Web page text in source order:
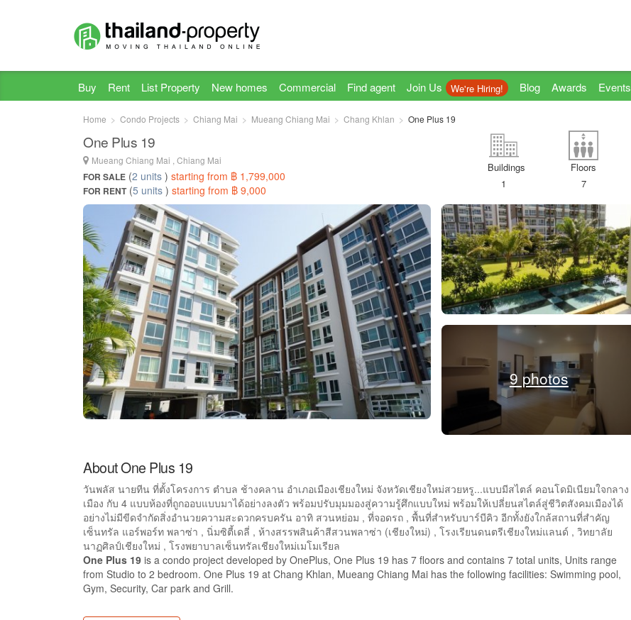
Buy Rent List Property New homes Commercial Find agent Join Us We're Hiring! Blog Awards Events
Home Condo Projects Chiang Mai Mueang Chiang Mai Chang Khlan One Plus 19
One Plus 19
Mueang Chiang Mai , Chiang Mai
FOR SALE (2 units ) starting from ฿ 1,799,000
FOR RENT(5 units ) starting from ฿ 9,000
Floors
7
Buildings
1
9 photos
About One Plus 19
วันพลัส นายทีน ที่ตั้งโครงการ ตำบล ช้างคลาน อำเภอเมืองเชียงใหม่ จังหวัดเชียงใหม่สวยหรู...แบบมีสไตล์ คอนโดมิเนียมใจกลาง
เมือง กับ 4 แบบห้องที่ถูกออบแบบมาได้อย่างลงตัว พร้อมปรับมุมมองสู่ความรู้ศึกแบบใหม่ พร้อมให้เปลี่ยนสไตล์สู่ชีวิตสังคมเมืองได้
อย่างไม่มีขีดจำกัดสิ่งอำนวยความสะดวกครบครัน อาทิ สวนหย่อม , ที่จอดรถ , พื้นที่สำหรับบาร์บีคิว อีกทั้งยังใกล้สถานที่สำคัญ
เซ็นทรัล แอร์พอร์ท พลาซ่า , นิ่มซิตี้เดลี่ , ห้างสรรพสินค้าสีสวนพลาซ่า (เชียงใหม่) , โรงเรียนดนตรีเชียงใหม่แลนด์ , วิทยาลัย
นาฏศิลป์เชียงใหม่ , โรงพยาบาลเซ็นทรัลเชียงใหม่เมโมเรียล
One Plus 19 is a condo project developed by OnePlus, One Plus 19 has 7 floors and contains 7 total units, Units range
from Studio to 2 bedroom. One Plus 19 at Chang Khlan, Mueang Chiang Mai has the following facilities: Swimming pool,
Gym, Security, Car park and Grill.